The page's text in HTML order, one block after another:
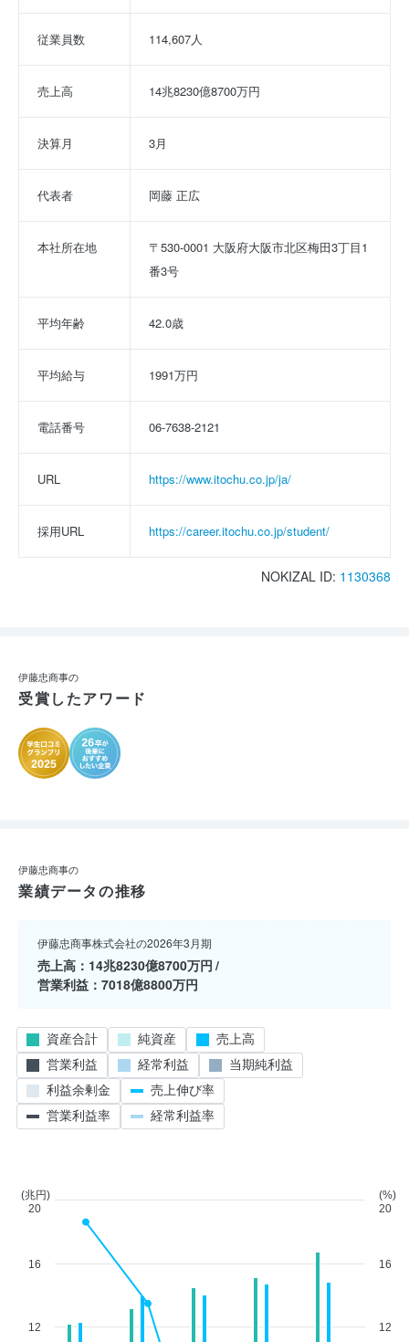
従業員数 114,607人
売上高 14兆8230億8700万円
決算月 3月
代表者 岡藤 正広
本社所在地
〒530-0001 大阪府大阪市北区梅田3丁目1
番3号
平均年齢 42.0歳
平均給与 1991万円
電話番号 06-7638-2121
URL https://www.itochu.co.jp/ja/
採用URL https://career.itochu.co.jp/student/
NOKIZAL ID: 1130368
伊藤忠商事の
受賞したアワード
伊藤忠商事の
業績データの推移
伊藤忠商事株式会社の2026年3月期
売上高
14兆8230億8700万円
営業利益
7018億8800万円
12
16
(兆円)
20
12
16
(%)
20
資産合計 純資産
売上高
営業利益
経常利益
当期純利益
利益余剰金
売上伸び率
営業利益率
経常利益率